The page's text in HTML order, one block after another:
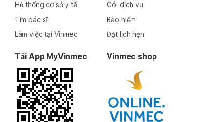
Hệ thống cơ sở y tế
Tìm bác sĩ
Làm việc tại Vinmec
Gói dịch vụ
Bảo hiểm
Đặt lịch hẹn
Tải App MyVinmec Vinmec shop